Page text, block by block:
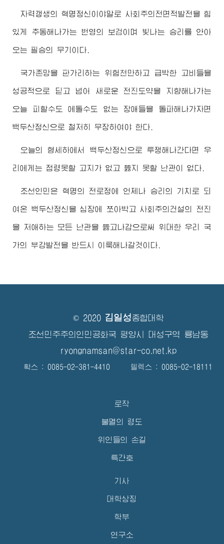
자력갱생의 혁명정신이야말로 사회주의전면적발전을 힘
있게 추동해나가는 번영의 보검이며 빛나는 승리를 안아
오는 필승의 무기이다.
국가존망을 판가리하는 위험천만하고 급박한 고비들을
성공적으로 딛고 넘어 새로운 전진도약을 지향해나가는
오늘 피할수도 에돌수도 없는 장애들을 돌파해나가자면
백두산정신으로 철저히 무장하여야 한다.
오늘의 형세하에서 백두산정신으로 투쟁해나간다면 우
리에게는 점령못할 고지가 없고 뚫지 못할 난관이 없다.
조선인민은 혁명의 전로정에 언제나 승리의 기치로 되
여온 백두산정신을 심장에 쪼아박고 사회주의건설의 전진
을 저애하는 모든 난관을 뚫고나감으로써 위대한 우리 국
가의 부강발전을 반드시 이룩해나갈것이다.
© 2020 김일성종합대학
조선민주주의인민공화국 평양시 대성구역 룡남동
ryongnamsan@star-co.net.kp
확스 : 0085-02-381-4410 텔렉스 : 0085-02-18111
로작
불멸의 령도
위인들의 손길
특간호
기사
대학상징
학부
연구소